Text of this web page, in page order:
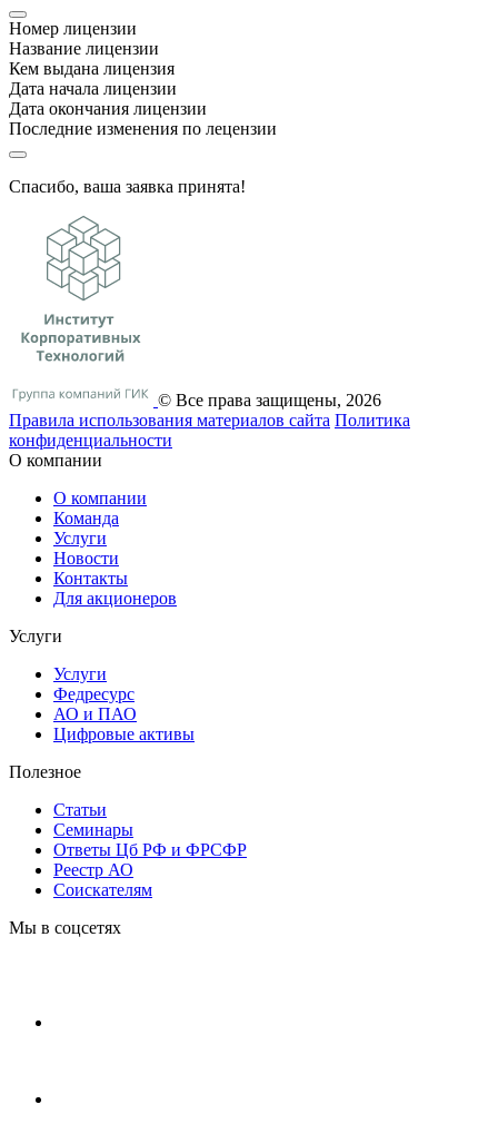
Номер лицензии
Название лицензии
Кем выдана лицензия
Дата начала лицензии
Дата окончания лицензии
Последние изменения по лецензии
Спасибо, ваша заявка принята!
© Все права защищены, 2026
Правила использования материалов сайта Политика
конфиденциальности
О компании
О компании
Команда
Услуги
Новости
Контакты
Для акционеров
Услуги
Услуги
Федресурс
АО и ПАО
Цифровые активы
Полезное
Статьи
Cеминары
Ответы Цб РФ и ФРСФР
Реестр АО
Соискателям
Мы в соцсетях